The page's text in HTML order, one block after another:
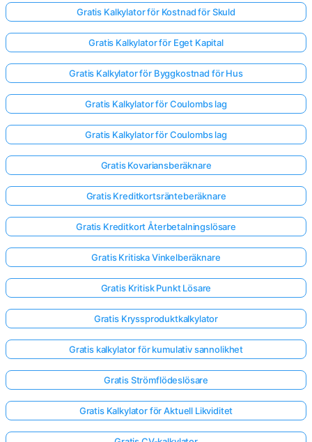
Gratis Kalkylator för Kostnad för Skuld
Gratis Kalkylator för Eget Kapital
Gratis Kalkylator för Byggkostnad för Hus
Gratis Kalkylator för Coulombs lag
Gratis Kalkylator för Coulombs lag
Gratis Kovariansberäknare
Gratis Kreditkortsränteberäknare
Gratis Kreditkort Återbetalningslösare
Gratis Kritiska Vinkelberäknare
Gratis Kritisk Punkt Lösare
Gratis Kryssproduktkalkylator
Gratis kalkylator för kumulativ sannolikhet
Gratis Strömflödeslösare
Gratis Kalkylator för Aktuell Likviditet